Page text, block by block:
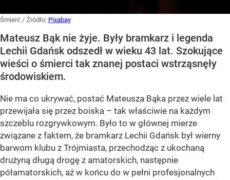
Śmierć / Źródło: Pixabay
Mateusz Bąk nie żyje. Były bramkarz i legenda
Lechii Gdańsk odszedł w wieku 43 lat. Szokujące
wieści o śmierci tak znanej postaci wstrząsnęły
środowiskiem.
Nie ma co ukrywać, postać Mateusza Bąka przez wiele lat
przewijała się przez boiska – tak właściwie na każdym
szczeblu rozgrywkowym. Było to w głównej mierze
związane z faktem, że bramkarz Lechii Gdańsk był wierny
barwom klubu z Trójmiasta, przechodząc z ukochaną
drużyną długą drogę z amatorskich, następnie
półamatorskich, aż w końcu do w pełni profesjonalnych